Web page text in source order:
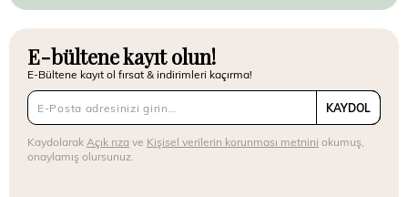
E-bültene kayıt olun!
E-Bültene kayıt ol fırsat & indirimleri kaçırma!
KAYDOL
Kaydolarak Açık rızave Kişisel verilerin korunması metnini okumuş,
onaylamış olursunuz.